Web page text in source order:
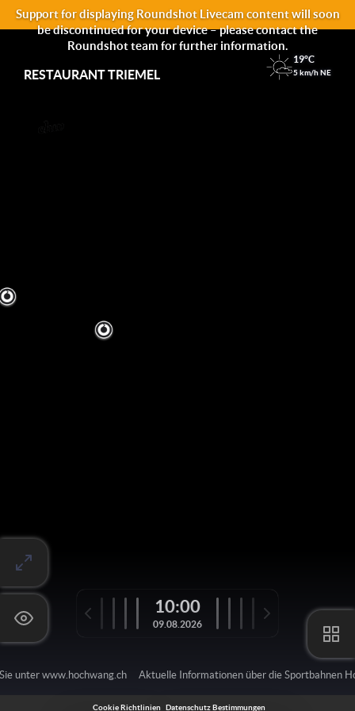
Support for displaying Roundshot Livecam content will soon
be discontinued for your device – please contact the
Roundshot team for further information.
19°C
5 km/h NE
RESTAURANT TRIEMEL
10:00
09.08.2026
unter www.hochwang.ch Aktuelle Informationen über die Sportbahnen
Cookie Richtlinien Datenschutz Bestimmungen